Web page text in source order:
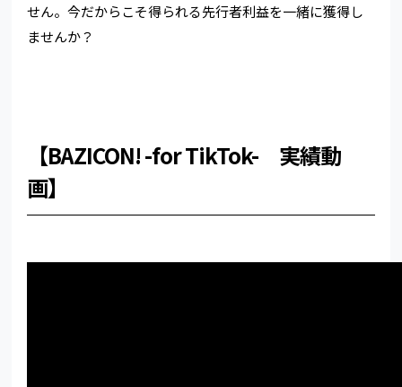
せん。今だからこそ得られる先行者利益を一緒に獲得し
ませんか？
【BAZICON! -for TikTok- 実績動
画】